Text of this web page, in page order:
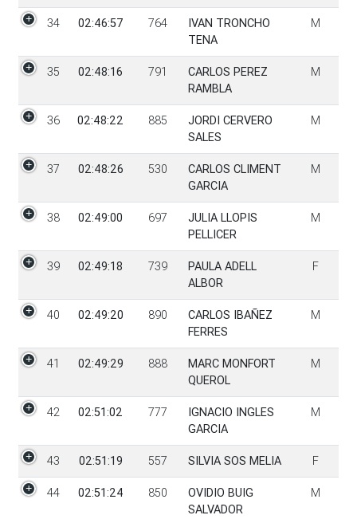
34 02:46:57 764
IVAN TRONCHO
TENA
M
35 02:48:16 791
CARLOS PEREZ
RAMBLA
M
36 02:48:22 885
JORDI CERVERO
SALES
M
37 02:48:26 530
CARLOS CLIMENT
GARCIA
M
38 02:49:00 697
JULIA LLOPIS
PELLICER
M
39 02:49:18 739
PAULA ADELL
ALBOR
F
40 02:49:20 890
CARLOS IBAÑEZ
FERRES
M
41 02:49:29 888
MARC MONFORT
QUEROL
M
42 02:51:02 777
IGNACIO INGLES
GARCIA
M
43 02:51:19 557 SILVIA SOS MELIA F
44 02:51:24 850
OVIDIO BUIG
SALVADOR
M